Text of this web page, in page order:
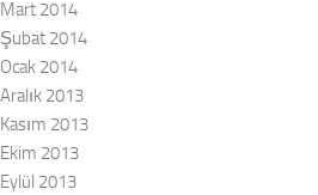
Mart 2014
Şubat 2014
Ocak 2014
Aralık 2013
Kasım 2013
Ekim 2013
Eylül 2013